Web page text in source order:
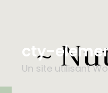
cty-
Un site utilisant
~